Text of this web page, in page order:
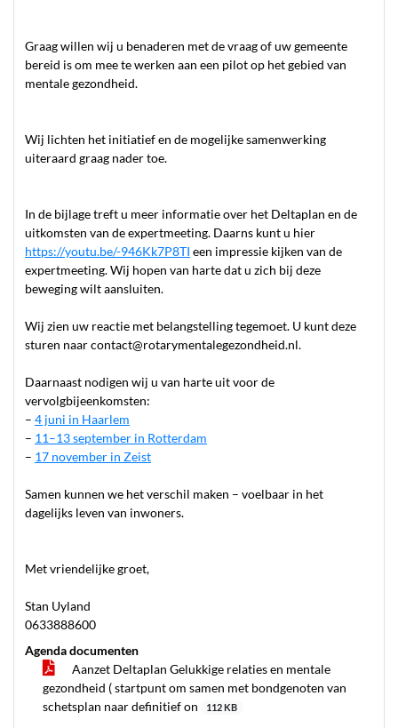
Graag willen wij u benaderen met de vraag of uw gemeente
bereid is om mee te werken aan een pilot op het gebied van
mentale gezondheid.
Wij lichten het initiatief en de mogelijke samenwerking
uiteraard graag nader toe.
In de bijlage treft u meer informatie over het Deltaplan en de
uitkomsten van de expertmeeting. Daarns kunt u hier
https://youtu.be/-946Kk7P8TI een impressie kijken van de
expertmeeting. Wij hopen van harte dat u zich bij deze
beweging wilt aansluiten.
Wij zien uw reactie met belangstelling tegemoet. U kunt deze
sturen naarcontact@rotarymentalegezondheid.nl.
Daarnaast nodigen wij u van harte uit voor de
vervolgbijeenkomsten:
– 4 juni in Haarlem
– 11–13 september in Rotterdam
– 17 november in Zeist
Samen kunnen we het verschil maken – voelbaar in het
dagelijks leven van inwoners.
Met vriendelijke groet,
Stan Uyland
0633888600
Agenda documenten
Aanzet Deltaplan Gelukkige relaties en mentale
gezondheid ( startpunt om samen met bondgenoten van
schetsplan naar definitief on
112 KB